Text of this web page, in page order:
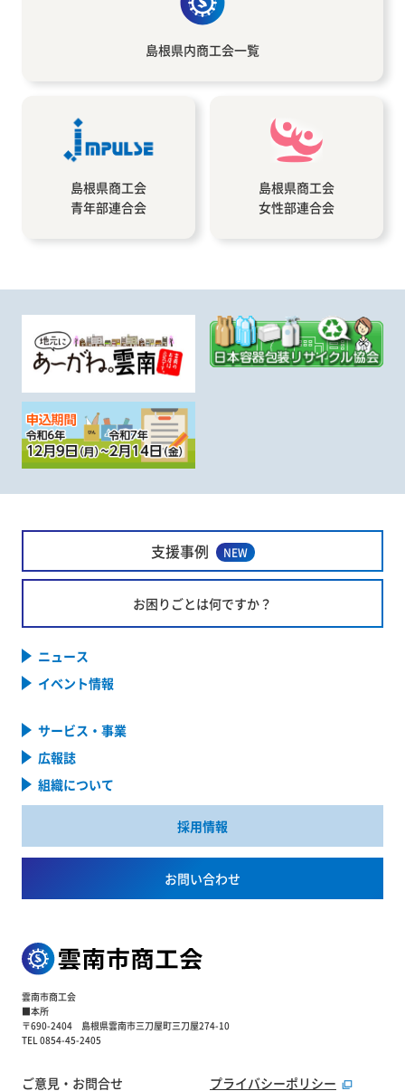
島根県内商工会一覧
島根県商工会
青年部連合会
島根県商工会
女性部連合会
支援事例 NEW
お困りごとは何ですか？
ニュース
イベント情報
サービス・事業
広報誌
組織について
採用情報
お問い合わせ
雲南市商工会
■本所
〒690-2404 島根県雲南市三刀屋町三刀屋274-10
TEL 0854-45-2405
ご意見・お問合せ プライバシーポリシー